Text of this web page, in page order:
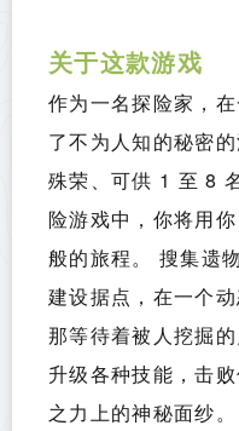
关于这款游戏
作为一名探险家，
了不为人知的秘密
殊荣、可供 1 至 8
险游戏中，你将用
般的旅程。 搜集遗
建设据点，在一个
那等待着被人挖掘的
升级各种技能，击
之力上的神秘面纱